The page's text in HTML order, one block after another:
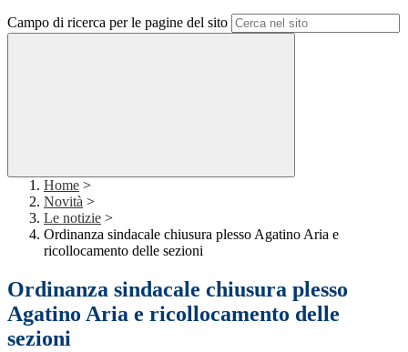
Campo di ricerca per le pagine del sito
Home >
Novità >
Le notizie >
Ordinanza sindacale chiusura plesso Agatino Aria e
ricollocamento delle sezioni
Ordinanza sindacale chiusura plesso
Agatino Aria e ricollocamento delle
sezioni